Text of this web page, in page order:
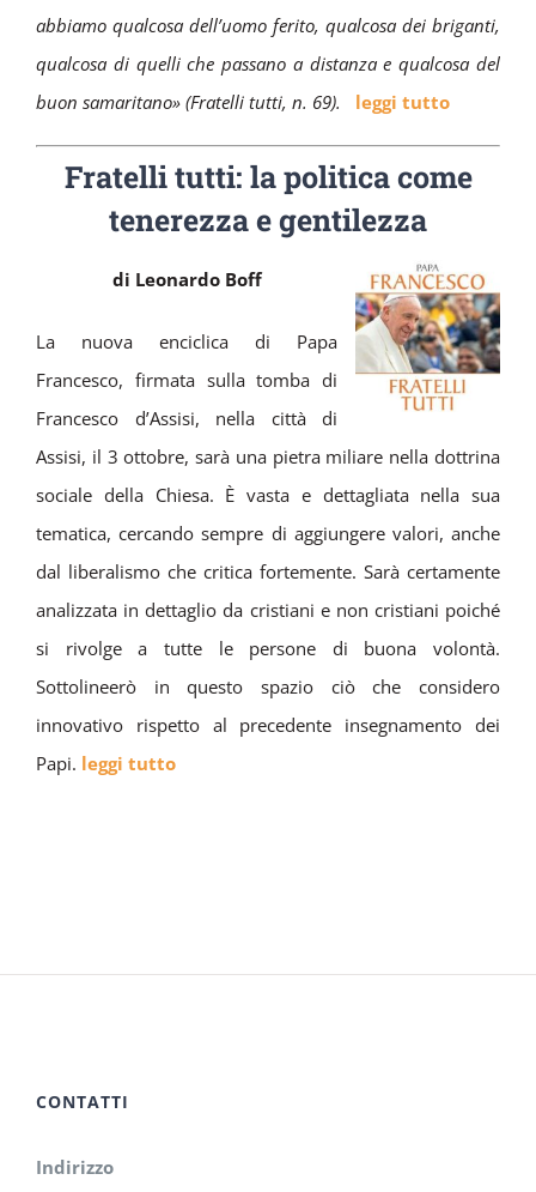
abbiamo qualcosa dell’uomo ferito, qualcosa dei briganti,
qualcosa di quelli che passano a distanza e qualcosa del
buon samaritano» (Fratelli tutti, n. 69). leggi tutto
Fratelli tutti: la politica come
tenerezza e gentilezza
di Leonardo Boff
La nuova enciclica di Papa
Francesco, firmata sulla tomba di
Francesco d’Assisi, nella città di
Assisi, il 3 ottobre, sarà una pietra miliare nella dottrina
sociale della Chiesa. È vasta e dettagliata nella sua
tematica, cercando sempre di aggiungere valori, anche
dal liberalismo che critica fortemente. Sarà certamente
analizzata in dettaglio da cristiani e non cristiani poiché
si rivolge a tutte le persone di buona volontà.
Sottolineerò in questo spazio ciò che considero
innovativo rispetto al precedente insegnamento dei
Papi. leggi tutto
CONTATTI
Indirizzo